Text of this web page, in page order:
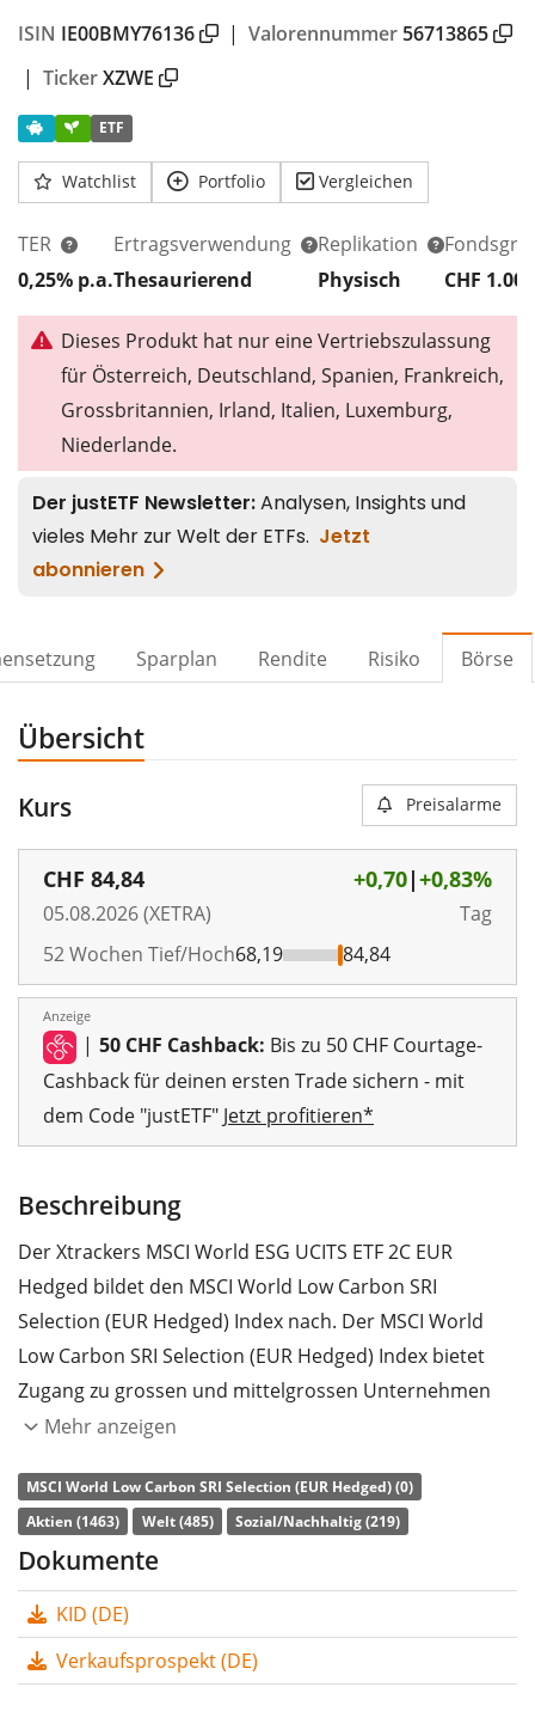
ISIN IE00BMY76136 | Valorennummer 56713865
| TickerXZWE
ETF
Watchlist Portfolio Vergleichen
TER
0,25% p.a.
Ertragsverwendung
Thesaurierend
Replikation
Physisch
CHF
Dieses Produkt hat nur eine Vertriebszulassung
für Österreich, Deutschland, Spanien, Frankreich,
Grossbritannien, Irland, Italien, Luxemburg,
Niederlande.
Sparplan Rendite Risiko Börse
Übersicht
Kurs Preisalarme
CHF 84,84
05.08.2026 (XETRA)
+0,70|+0,83%
Tag
52 Wochen Tief/Hoch68,19 84,84
Anzeige
| 50 CHF Cashback: Bis zu 50 CHF Courtage-
Cashback für deinen ersten Trade sichern - mit
dem Code "justETF" Jetzt profitieren*
Beschreibung
Der Xtrackers MSCI World ESG UCITS ETF 2C EUR
Hedged bildet den MSCI World Low Carbon SRI
Selection (EUR Hedged) Index nach. Der MSCI World
Low Carbon SRI Selection (EUR Hedged) Index bietet
Zugang zu grossen und mittelgrossen Unternehmen
aus Industrieländern weltweit. Berücksichtigt werden
Kohlenstoffemission und ein hohes Rating in den
Bereichen Umweltschutz, soziale Verantwortung und
Unternehmensführung (ESG) aufweisen.
Ausgangsindex ist der MSCI World Index.
Währungsgesichert in Euro (EUR).
DieTER(Gesamtkostenquote) des ETF liegt bei0,25%
Mehr anzeigen
MSCI World Low Carbon SRI Selection (EUR Hedged) (0)
Aktien (1463)
Welt (485) Sozial/Nachhaltig (219)
Dokumente
KID (DE)
Verkaufsprospekt (DE)